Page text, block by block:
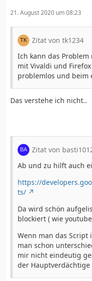
21. August 2020 um 08:23
Zitat von tk1234
Ich kann das
mit Vivaldi und
problemlos und beim
Das verstehe ich nicht..
Zitat von
Ab und zu hilft auch
https://
ts/
Da wird schön
blockiert ( wie
Wenn man das Script
man schon
mir nicht eindeutig
der Hauptverdächtige